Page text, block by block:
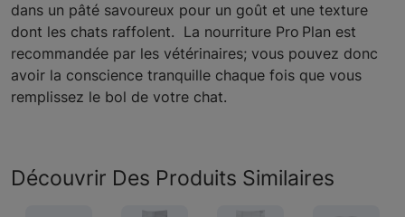
dans un pâté savoureux pour un goût et une texture
dont les chats raffolent. La nourriture Pro Plan est
recommandée par les vétérinaires; vous pouvez donc
avoir la conscience tranquille chaque fois que vous
remplissez le bol de votre chat.
Découvrir Des Produits Similaires